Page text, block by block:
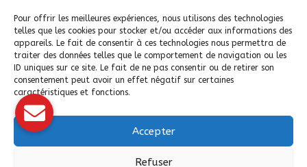
Pour offrir les meilleures expériences, nous utilisons des technologies
telles que les cookies pour stocker et/ou accéder aux informations des
appareils. Le fait de consentir à ces technologies nous permettra de
traiter des données telles que le comportement de navigation ou les
ID uniques sur ce site. Le fait de ne pas consentir ou de retirer son
consentement peut avoir un effet négatif sur certaines
caractéristiques et fonctions.
Accepter
Refuser
Tous droits réservés.